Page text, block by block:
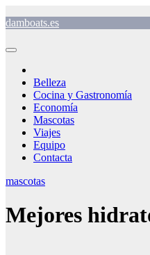
al
damboats.es
Belleza
Cocina y Gastronomía
Economía
Mascotas
Viajes
Equipo
Contacta
mascotas
Mejores